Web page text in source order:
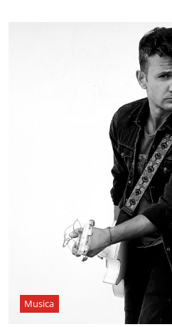
Musica